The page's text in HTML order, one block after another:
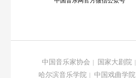
中国音乐家协会 国家大剧院
哈尔滨音乐学院 中国戏曲学院